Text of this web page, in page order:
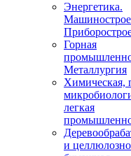
Энергетика.
Горная
Металлургия
Химическая,
легкая
и